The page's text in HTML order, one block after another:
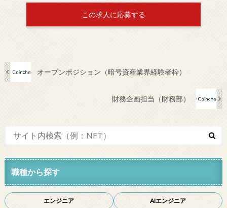
この求人に応募する
オープンポジション（暗号資産業界経験者枠）
財務企画担当（財務部）
職種から探す
エンジニア AIエンジニア